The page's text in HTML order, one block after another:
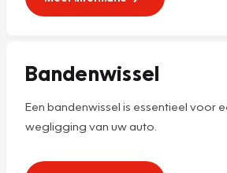
Bandenwissel
Een bandenwissel is essentieel voor
wegligging van uw auto.